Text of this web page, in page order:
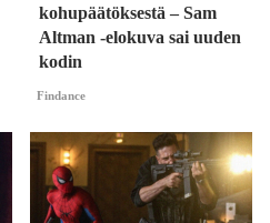
kohupäätöksestä – Sam
Altman -elokuva sai uuden
kodin
Findance